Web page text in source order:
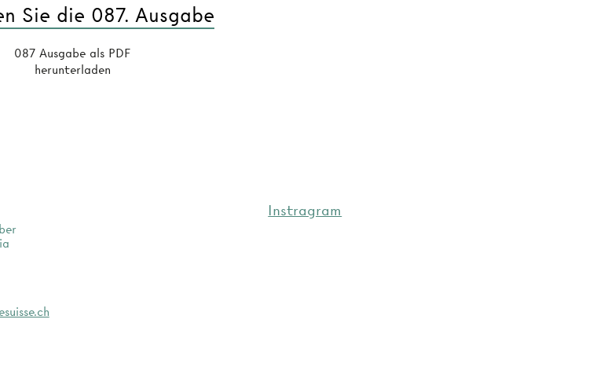
Sie die 087. Ausgabe
087 Ausgabe als PDF
herunterladen
Instragram